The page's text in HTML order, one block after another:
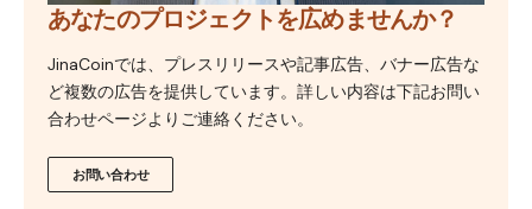
あなたのプロジェクトを広めませんか？
JinaCoinでは、プレスリリースや記事広告、バナー広告な
ど複数の広告を提供しています。詳しい内容は下記お問い
合わせページよりご連絡ください。
お問い合わせ